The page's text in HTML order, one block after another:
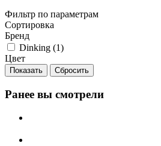
Фильтр по параметрам
Сортировка
Бренд
Dinking (1)
Цвет
Сбросить
Ранее вы смотрели